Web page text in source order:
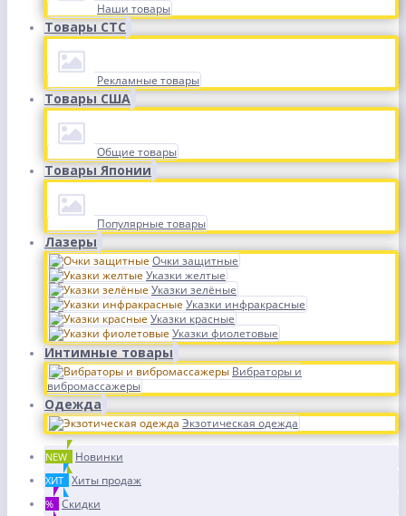
Наши товары
Товары СТС
Рекламные товары
Товары США
Общие товары
Товары Японии
Популярные товары
Лазеры
Очки защитные
Указки желтые
Указки зелёные
Указки инфракрасные
Указки красные
Указки фиолетовые
Интимные товары
Вибраторы и
вибромассажеры
Одежда
Экзотическая одежда
NEW Новинки
ХИТ Хиты продаж
% Скидки